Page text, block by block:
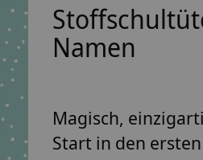
Namen
Magisch,
Start in den